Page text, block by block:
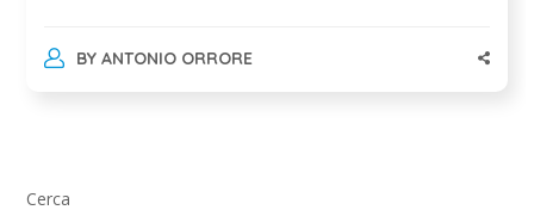
BY ANTONIO ORRORE
Cerca